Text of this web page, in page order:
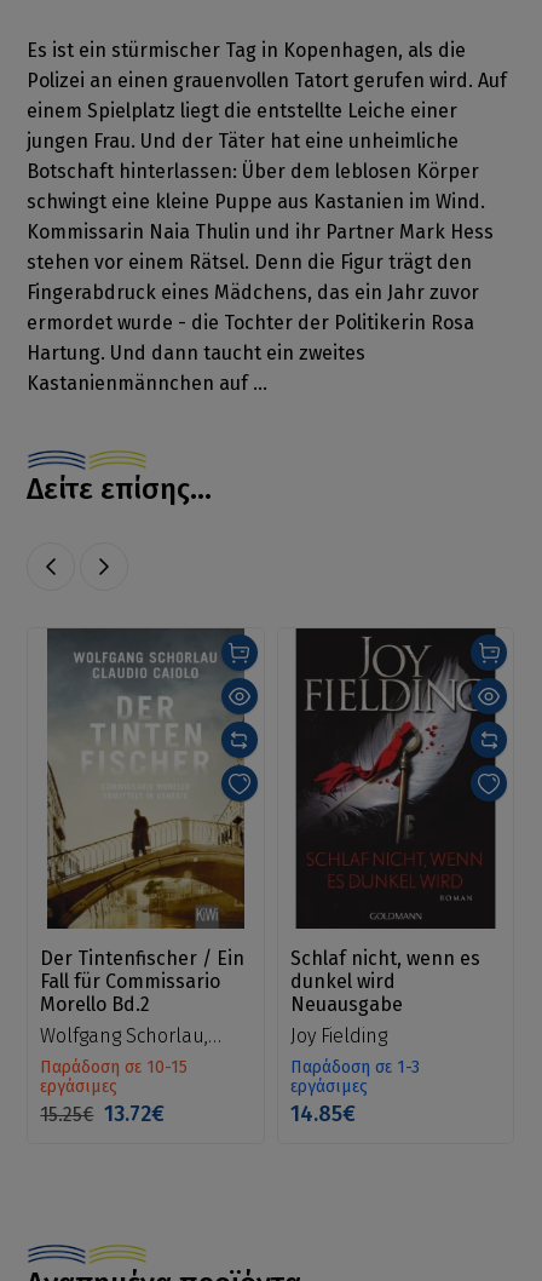
Es ist ein stürmischer Tag in Kopenhagen, als die
Polizei an einen grauenvollen Tatort gerufen wird. Auf
einem Spielplatz liegt die entstellte Leiche einer
jungen Frau. Und der Täter hat eine unheimliche
Botschaft hinterlassen: Über dem leblosen Körper
schwingt eine kleine Puppe aus Kastanien im Wind.
Kommissarin Naia Thulin und ihr Partner Mark Hess
stehen vor einem Rätsel. Denn die Figur trägt den
Fingerabdruck eines Mädchens, das ein Jahr zuvor
ermordet wurde - die Tochter der Politikerin Rosa
Hartung. Und dann taucht ein zweites
Kastanienmännchen auf ...
Δείτε επίσης...
Der Tintenfischer / Ein
Fall für Commissario
Morello Bd.2
Wolfgang Schorlau,
Claudio Caiolo
Παράδοση σε 10-15
εργάσιμες
15.25€ 13.72€
Schlaf nicht, wenn es
dunkel wird
Neuausgabe
Joy Fielding
Παράδοση σε 1-3
εργάσιμες
14.85€